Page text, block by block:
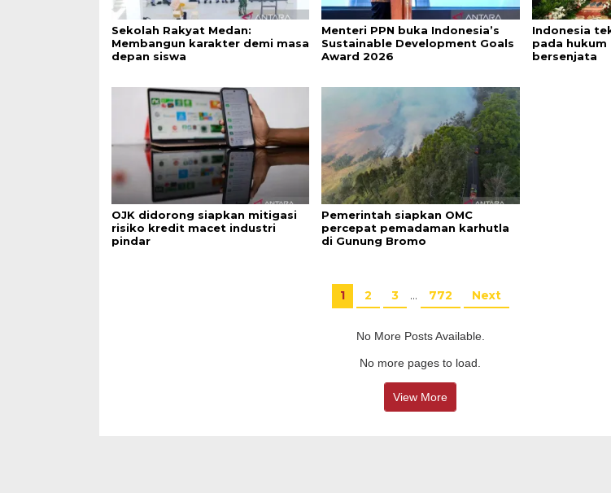
Sekolah Rakyat Medan:
Membangun karakter demi masa
depan siswa
Menteri PPN buka Indonesia’s
Sustainable Development Goals
Award 2026
Indonesia
pada
bersenjata
OJK didorong siapkan mitigasi
risiko kredit macet industri
pindar
Pemerintah siapkan OMC
percepat pemadaman karhutla
di Gunung Bromo
1 2 3 … 772 Next
No More Posts Available.
No more pages to load.
View More